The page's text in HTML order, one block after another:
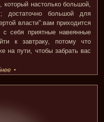
настолько большой,
достаточно большой для
власти":вам приходится
с себя приятные навеянные
к завтраку, потому что
на пути, чтобы забрать вас